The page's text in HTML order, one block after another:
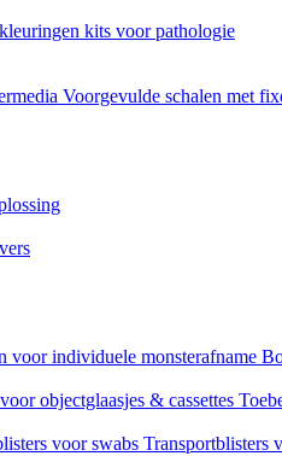
kits voor pathologie
Voorgevulde schalen met
voor individuele monsterafname
objectglaasjes & cassettes
voor swabs Transportblisters